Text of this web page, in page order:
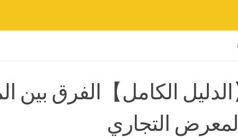
الدليل الكامل】الفرق
التجاري